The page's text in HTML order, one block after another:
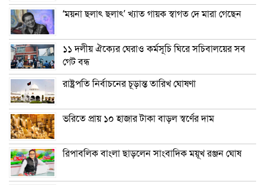
‘ময়না ছলাৎ ছলাৎ’ খ্যাত গায়ক স্বাগত দে মারা গেছেন
১১ দলীয় ঐক্যের ঘেরাও কর্মসূচি ঘিরে সচিবালয়ের সব
গেট বন্ধ
রাষ্ট্রপতি নির্বাচনের চূড়ান্ত তারিখ ঘোষণা
ভরিতে প্রায় ১০ হাজার টাকা বাড়ল স্বর্ণের দাম
রিপাবলিক বাংলা ছাড়লেন সাংবাদিক ময়ূখ রঞ্জন ঘোষ